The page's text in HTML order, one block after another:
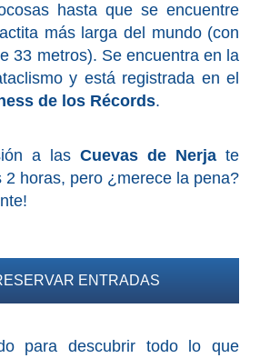
Málaga
hasta que se encuentre
más larga del mundo (con
33 metros). Se encuentra en la
y está registrada en el
de los Récords.
a lasCuevas de Nerja te
2 horas, pero ¿merece la pena?
ENTRADAS
para descubrir todo lo que